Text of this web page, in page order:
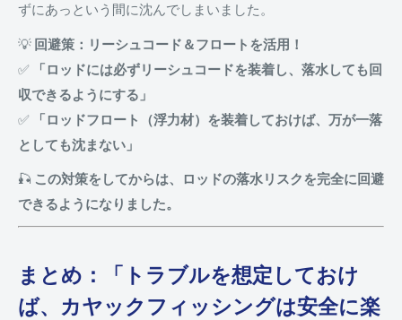
ずにあっという間に沈んでしまいました。
💡 回避策：リーシュコード＆フロートを活用！
✅
「ロッドには必ずリーシュコードを装着し、落水しても回
収できるようにする」
✅
「ロッドフロート（浮力材）を装着しておけば、万が一落
としても沈まない」
🎣 この対策をしてからは、ロッドの落水リスクを完全に回避
できるようになりました。
まとめ：「トラブルを想定しておけ
ば、カヤックフィッシングは安全に楽